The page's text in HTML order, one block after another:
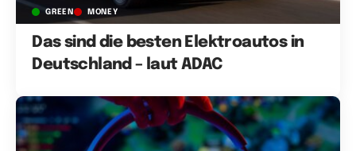
GREEN MONEY
Das sind die besten Elektroautos in
Deutschland – laut ADAC